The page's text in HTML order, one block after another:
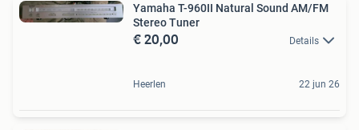
Yamaha T-960II Natural Sound AM/FM
Stereo Tuner
€ 20,00 Details
Heerlen 22 jun 26